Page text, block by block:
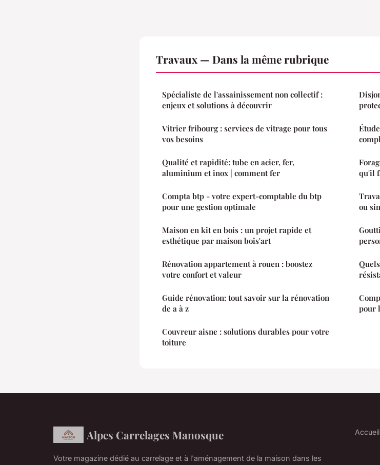
Travaux — Dans la même rubrique
Spécialiste de l'assainissement non collectif :
enjeux et solutions à découvrir
Vitrier fribourg : services de vitrage pour tous
vos besoins
Qualité et rapidité: tube en acier, fer,
aluminium et inox | comment fer
Compta btp - votre expert-comptable du btp
pour une gestion optimale
Maison en kit en bois : un projet rapide et
esthétique par maison bois'art
Rénovation appartement à rouen : boostez
votre confort et valeur
Guide rénovation: tout savoir sur la rénovation
de a à z
Couvreur aisne : solutions durables pour votre
toiture
qu'il
ou
pour
Alpes Carrelages Manosque
Votre magazine dédié au carrelage et à l'aménagement de la maison dans les
Accueil